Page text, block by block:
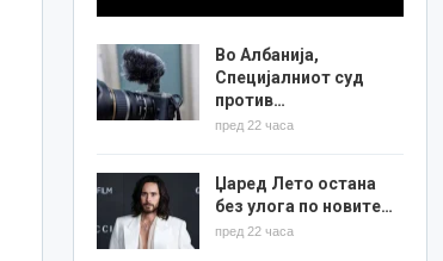
Во Албанија,
Специјалниот суд
против…
пред 22 часа
Џаред Лето остана
без улога по новите…
пред 22 часа